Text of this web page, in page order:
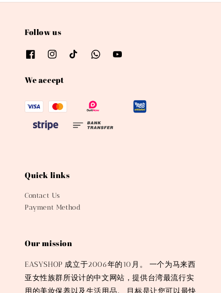
Follow us
We accept
Quick links
Contact Us
Payment Method
Our mission
EASYSHOP 成立于2006年的10月。 一个为马来西
亚女性族群所设计的中文网站，提供台湾最流行实
用的美妆保养以及生活用品。 目标是让您可以最快